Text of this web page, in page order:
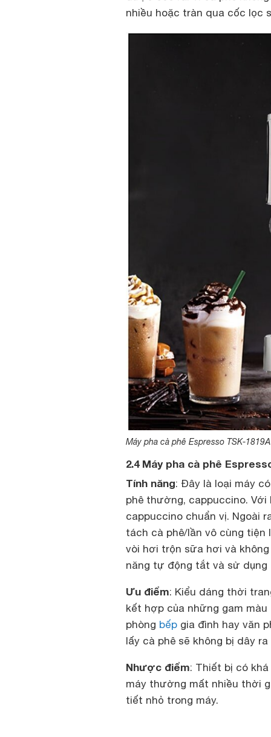
nhiều hoặc tràn qua cốc lọc
Máy pha cà phê Espresso TSK-
2.4 Máy pha cà phê
Tính năng: Đây là loại máy
phê thường, cappuccino.
cappuccino chuẩn vị. Ngoài
tách cà phê/lần vô cùng
vòi hơi trộn sữa hơi và
năng tự động tắt và sử
Ưu điểm: Kiểu dáng thời
kết hợp của những gam
phòng bếp gia đình hay văn
lấy cà phê sẽ không bị dây ra
Nhược điểm: Thiết bị có
máy thường mất nhiều thời
tiết nhỏ trong máy.